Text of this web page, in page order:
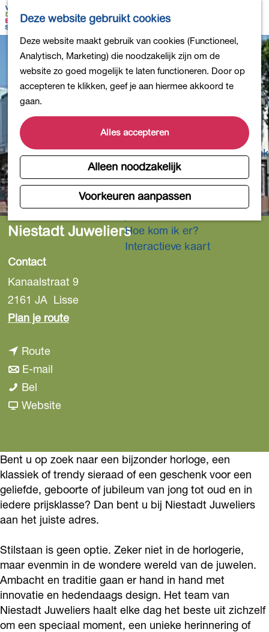
Deze website gebruikt cookies
Deze website maakt gebruik van cookies (Functioneel,
Analytisch, Marketing) die noodzakelijk zijn om de
website zo goed mogelijk te laten functioneren. Door op
accepteren te klikken, geef je aan hiermee akkoord te
gaan.
Alles accepteren
Alleen noodzakelijk
Voorkeuren aanpassen
a
a
e
h
o
m
e
K
a
r
t
Z
e
k
e
n
e
n
u
Bollen en Bloemen
Uit eten
DB4daagse - Inschrijven
Kinderactiviteiten
De natuur in
Musea en meer
Producten uit de Bollenstreek
Gezond en actief
Overnachten
Hoe kom ik er?
Interactieve kaart
Niestadt Juweliers
Contact
Kanaalstraat 9
2161 JA Lisse
Plan je routen
t
a
d
t
u
w
e
l
i
Routen
a
r
e
s
t
a
t
J
u
w
e
E-mail
a
i
e
s
t
d
t
J
u
w
Bel
i
t
a
d
t
u
w
e
l
Websitev
N
i
e
s
a
d
t
J
u
Bent u op zoek naar een bijzonder horloge, een
klassiek of trendy sieraad of een geschenk voor een
geliefde, geboorte of jubileum van jong tot oud en in
iedere prijsklasse? Dan bent u bij Niestadt Juweliers
aan het juiste adres.
Stilstaan is geen optie. Zeker niet in de horlogerie,
maar evenmin in de wondere wereld van de juwelen.
Ambacht en traditie gaan er hand in hand met
innovatie en hedendaags design. Het team van
Niestadt Juweliers haalt elke dag het beste uit zichzelf
om een speciaal moment, een unieke herinnering of